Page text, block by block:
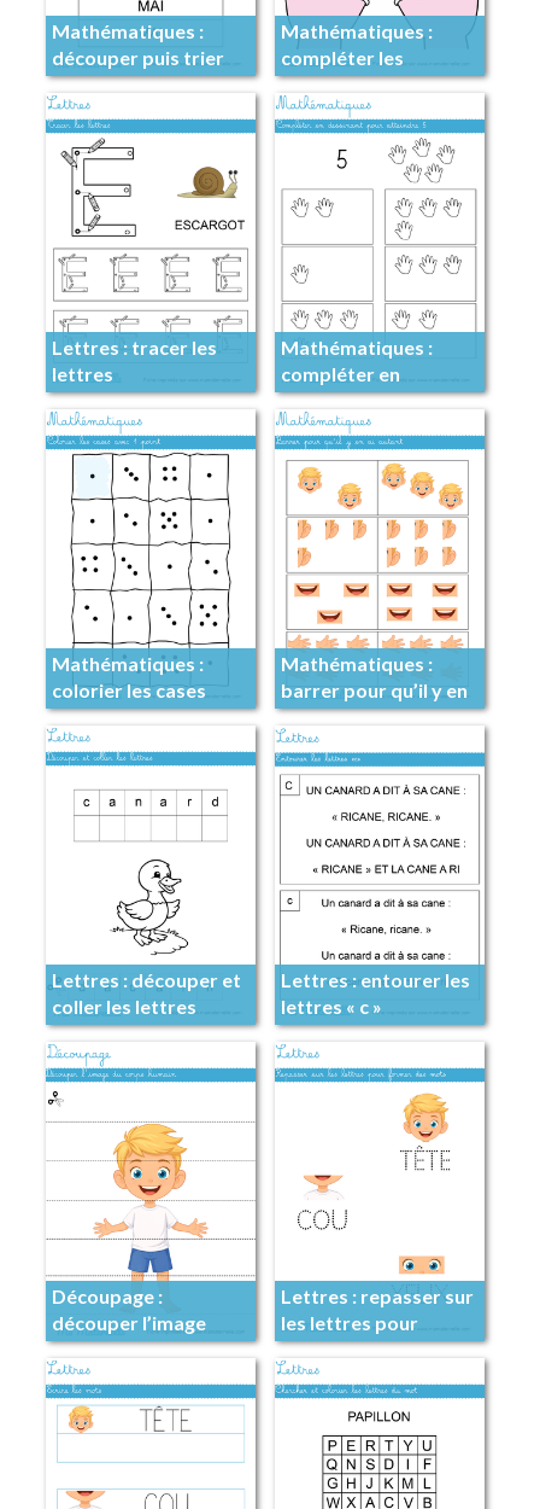
Mathématiques :
découper puis trier
Mathématiques :
compléter les
algorithmes
Lettres : tracer les
lettres
Mathématiques :
compléter en
dessinant pour
atteindre 5
Mathématiques :
colorier les cases
avec 1 point
Mathématiques :
barrer pour qu’il y en
ai autant
Lettres : découper et
coller les lettres
Lettres : entourer les
lettres « c »
Découpage :
découper l’image
Lettres : repasser sur
les lettres pour
former des mots